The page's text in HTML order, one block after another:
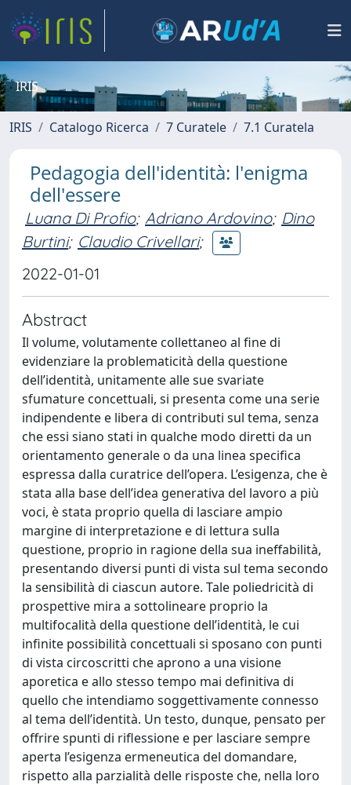
IRIS
IRIS Catalogo Ricerca 7 Curatele 7.1 Curatela
Pedagogia dell'identità: l'enigma
dell'essere
Luana Di Profio; Adriano Ardovino; Dino
Burtini; Claudio Crivellari;
2022-01-01
Abstract
Il volume, volutamente collettaneo al fine di
evidenziare la problematicità della questione
dell’identità, unitamente alle sue svariate
sfumature concettuali, si presenta come una serie
indipendente e libera di contributi sul tema, senza
che essi siano stati in qualche modo diretti da un
orientamento generale o da una linea specifica
espressa dalla curatrice dell’opera. L’esigenza, che è
stata alla base dell’idea generativa del lavoro a più
voci, è stata proprio quella di lasciare ampio
margine di interpretazione e di lettura sulla
questione, proprio in ragione della sua ineffabilità,
presentando diversi punti di vista sul tema secondo
la sensibilità di ciascun autore. Tale poliedricità di
prospettive mira a sottolineare proprio la
multifocalità della questione dell’identità, le cui
infinite possibilità concettuali si sposano con punti
di vista circoscritti che aprono a una visione
aporetica e allo stesso tempo mai definitiva di
quello che intendiamo soggettivamente connesso
al tema dell’identità. Un testo, dunque, pensato per
offrire spunti di riflessione e per lasciare sempre
aperta l’esigenza ermeneutica del domandare,
rispetto alla parzialità delle risposte che, nella loro